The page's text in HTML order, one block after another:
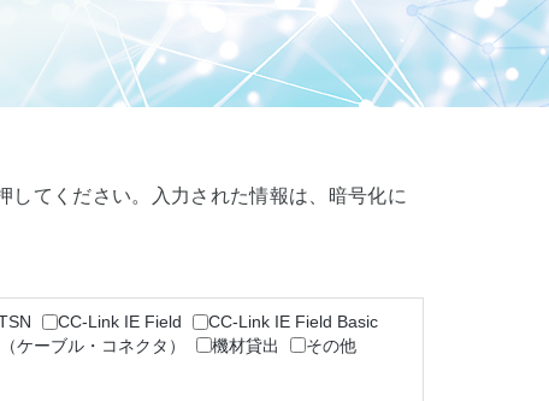
してください。入力された情報は、暗号化に
CC-Link IE Field
CC-Link IE Field Basic
ケーブル・コネクタ） 機材貸出
その他